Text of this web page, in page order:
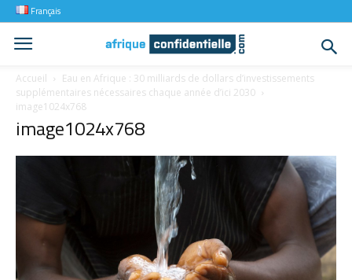
Français
Accueil
Eau en Afrique : 30 milliards de dollars d’investissements
supplémentaires nécessaires chaque année d’ici 2030
image1024x768
image1024x768